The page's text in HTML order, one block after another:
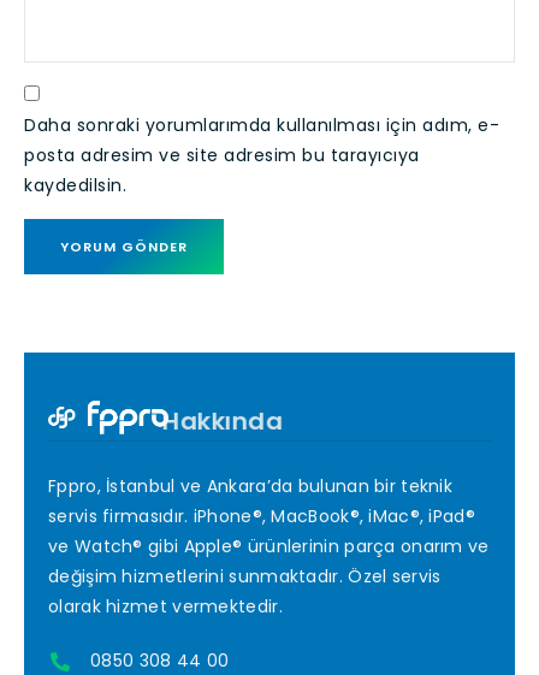
Daha sonraki yorumlarımda kullanılması için adım, e-
posta adresim ve site adresim bu tarayıcıya
kaydedilsin.
Hakkında
Fppro, İstanbul ve Ankara’da bulunan bir teknik
servis firmasıdır. iPhone®, MacBook®, iMac®, iPad®
ve Watch® gibi Apple® ürünlerinin parça onarım ve
değişim hizmetlerini sunmaktadır. Özel servis
olarak hizmet vermektedir.
0850 308 44 00